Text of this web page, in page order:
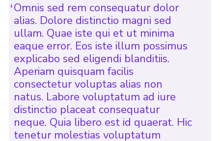
Omnis sed rem consequatur dolor
alias. Dolore distinctio magni sed
ullam. Quae iste qui et ut minima
eaque error. Eos iste illum possimus
explicabo sed eligendi blanditiis.
Aperiam quisquam facilis
consectetur voluptas alias non
natus. Labore voluptatum ad iure
distinctio placeat consequatur
neque. Quia libero est id quaerat. Hic
tenetur molestias voluptatum